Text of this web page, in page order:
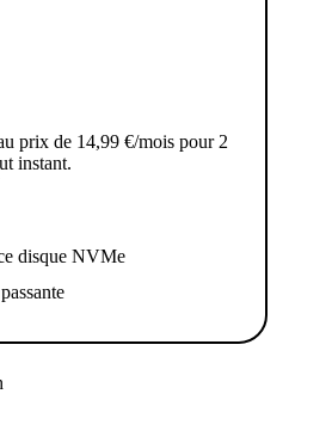
prix de 14,99 €/mois pour 2
instant.
disque NVMe